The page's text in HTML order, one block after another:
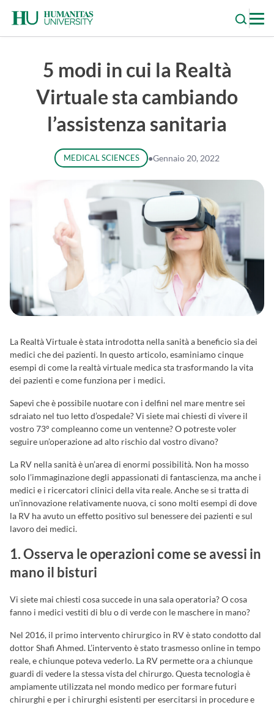
content
5 modi in cui la Realtà
Virtuale sta cambiando
l’assistenza sanitaria
MEDICAL SCIENCES ●Gennaio 20, 2022
La Realtà Virtuale è stata introdotta nella sanità a beneficio sia dei
medici che dei pazienti. In questo articolo, esaminiamo cinque
esempi di come la realtà virtuale medica sta trasformando la vita
dei pazienti e come funziona per i medici.
Sapevi che è possibile nuotare con i delfini nel mare mentre sei
sdraiato nel tuo letto d’ospedale? Vi siete mai chiesti di vivere il
vostro 73° compleanno come un ventenne? O potreste voler
seguire un’operazione ad alto rischio dal vostro divano?
La RV nella sanità è un’area di enormi possibilità. Non ha mosso
solo l’immaginazione degli appassionati di fantascienza, ma anche i
medici e i ricercatori clinici della vita reale. Anche se si tratta di
un’innovazione relativamente nuova, ci sono molti esempi di dove
la RV ha avuto un effetto positivo sul benessere dei pazienti e sul
lavoro dei medici.
1. Osserva le operazioni come se avessi in
mano il bisturi
Vi siete mai chiesti cosa succede in una sala operatoria? O cosa
fanno i medici vestiti di blu o di verde con le maschere in mano?
Nel 2016, il primo intervento chirurgico in RV è stato condotto dal
dottor Shafi Ahmed. L’intervento è stato trasmesso online in tempo
reale, e chiunque poteva vederlo. La RV permette ora a chiunque
guardi di vedere la stessa vista del chirurgo. Questa tecnologia è
ampiamente utilizzata nel mondo medico per formare futuri
chirurghi e per i chirurghi esistenti per esercitarsi in procedure e